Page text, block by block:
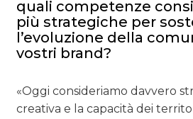
quali competenze
più strategiche per
l’evoluzione della
vostri brand?
«Oggi consideriamo davvero
creativa e la capacità dei